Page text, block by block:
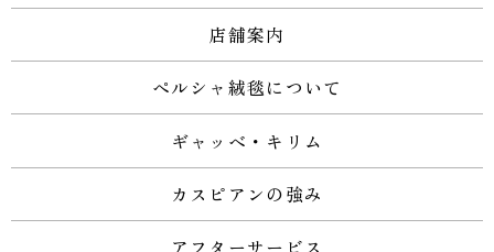
店舗案内
ペルシャ絨毯について
ギャッベ・キリム
カスピアンの強み